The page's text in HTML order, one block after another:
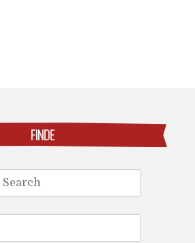
FINDE